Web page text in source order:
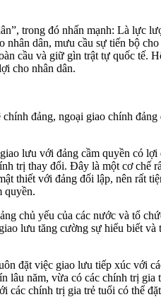
trong đó nhấn mạnh: Là lực
nhân dân, mưu cầu sự tiến bộ
cầu và giữ gìn trật tự quốc tế.
cho nhân dân.
đảng, ngoại giao chính đảng
lưu với đảng cầm quyền có lợi
trị thay đổi. Đây là một cơ chế
thiết với đảng đối lập, nên rất
quyền.
chủ yếu của các nước và tổ
lưu tăng cường sự hiểu biết và
đặt việc giao lưu tiếp xúc với
lâu năm, vừa có các chính trị gia
chính trị gia trẻ tuổi có thể